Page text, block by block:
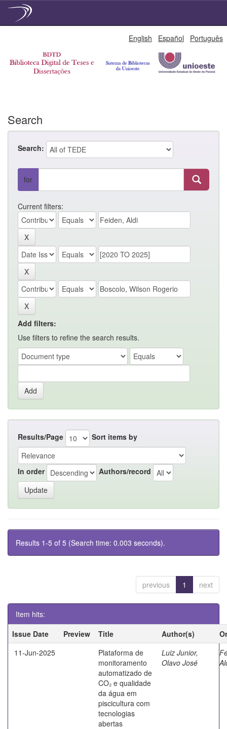
English Español Português
Search
Search:
for
Current filters:
Add filters:
Use filters to refine the search results.
Results/Page Sort items by
In order Authors/record
Results 1-5 of 5 (Search time: 0.003 seconds).
previous 1 next
Item hits:
Issue Date
Preview Title Author(s)
11-Jun-2025
Plataforma de
monitoramento
automatizado de
CO₂ e qualidade
da água em
piscicultura com
tecnologias
abertas
Luiz Junior,
Olavo José